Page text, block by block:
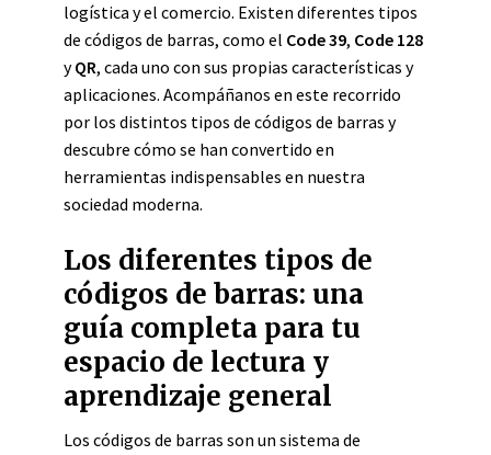
logística y el comercio. Existen diferentes tipos
de códigos de barras, como el Code 39, Code 128
yQR, cada uno con sus propias características y
aplicaciones. Acompáñanos en este recorrido
por los distintos tipos de códigos de barras y
descubre cómo se han convertido en
herramientas indispensables en nuestra
sociedad moderna.
Los diferentes tipos de
códigos de barras: una
guía completa para tu
espacio de lectura y
aprendizaje general
Los códigos de barras son un sistema de